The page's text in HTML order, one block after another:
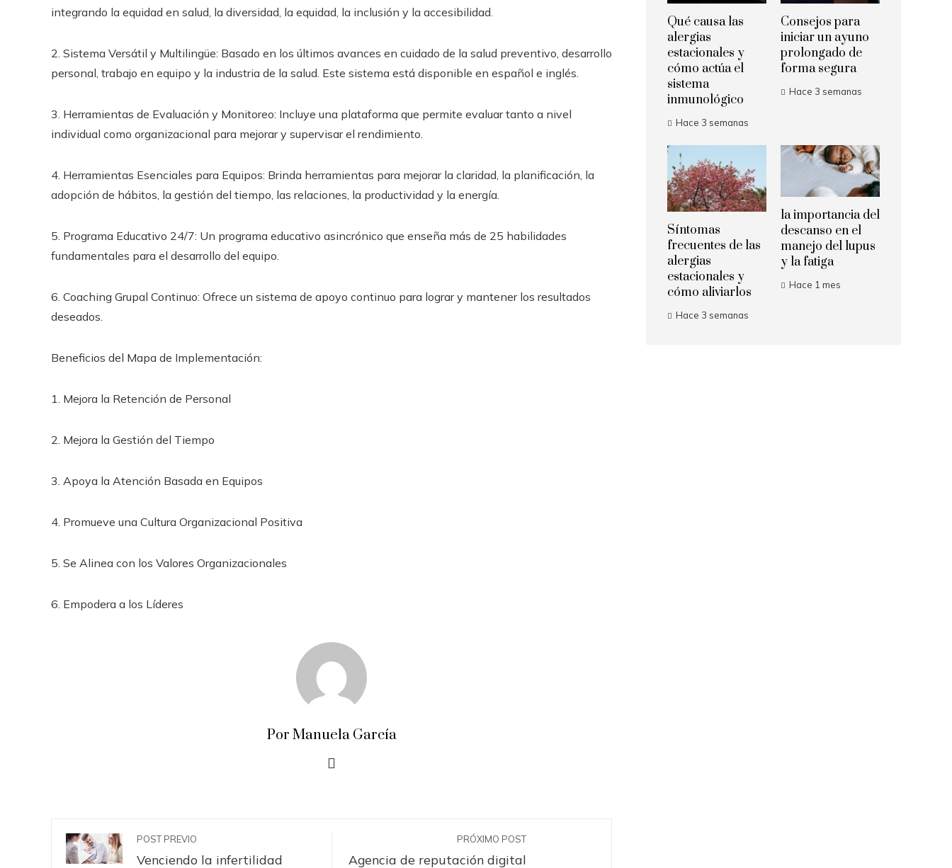
integrando la equidad en salud, la diversidad, la equidad, la inclusión y la accesibilidad.
2. Sistema Versátil y Multilingüe: Basado en los últimos avances en cuidado de la salud preventivo, desarrollo
personal, trabajo en equipo y la industria de la salud. Este sistema está disponible en español e inglés.
3. Herramientas de Evaluación y Monitoreo: Incluye una plataforma que permite evaluar tanto a nivel
individual como organizacional para mejorar y supervisar el rendimiento.
4. Herramientas Esenciales para Equipos: Brinda herramientas para mejorar la claridad, la planificación, la
adopción de hábitos, la gestión del tiempo, las relaciones, la productividad y la energía.
5. Programa Educativo 24/7: Un programa educativo asincrónico que enseña más de 25 habilidades
fundamentales para el desarrollo del equipo.
6. Coaching Grupal Continuo: Ofrece un sistema de apoyo continuo para lograr y mantener los resultados
deseados.
Beneficios del Mapa de Implementación:
1. Mejora la Retención de Personal
2. Mejora la Gestión del Tiempo
3. Apoya la Atención Basada en Equipos
4. Promueve una Cultura Organizacional Positiva
5. Se Alinea con los Valores Organizacionales
6. Empodera a los Líderes
Por Manuela García
POST PREVIO
Venciendo la infertilidad
PRÓXIMO POST
Agencia de reputación digital
Qué causa las
alergias
estacionales y
cómo actúa el
sistema
inmunológico
Hace 3 semanas
Consejos para
iniciar un ayuno
prolongado de
forma segura
Hace 3 semanas
Síntomas
frecuentes de las
alergias
estacionales y
cómo aliviarlos
Hace 3 semanas
la importancia del
descanso en el
manejo del lupus
y la fatiga
Hace 1 mes